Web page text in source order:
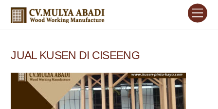
content
JUAL KUSEN DI CISEENG